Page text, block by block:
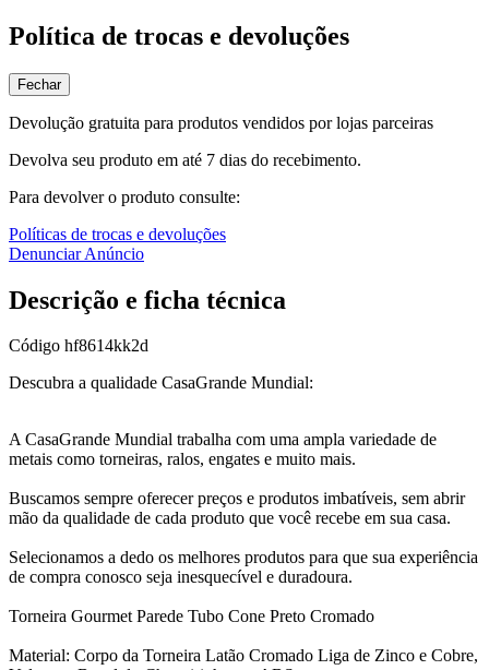
Política de trocas e devoluções
Fechar
Devolução gratuita para produtos vendidos por lojas parceiras
Devolva seu produto em até 7 dias do recebimento.
Para devolver o produto consulte:
Políticas de trocas e devoluções
Denunciar Anúncio
Descrição e ficha técnica
Código hf8614kk2d
Descubra a qualidade CasaGrande Mundial:
A CasaGrande Mundial trabalha com uma ampla variedade de
metais como torneiras, ralos, engates e muito mais.
Buscamos sempre oferecer preços e produtos imbatíveis, sem abrir
mão da qualidade de cada produto que você recebe em sua casa.
Selecionamos a dedo os melhores produtos para que sua experiência
de compra conosco seja inesquecível e duradoura.
Torneira Gourmet Parede Tubo Cone Preto Cromado
Material: Corpo da Torneira Latão Cromado Liga de Zinco e Cobre,